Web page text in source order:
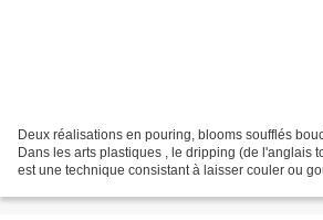
Deux réalisations en pouring, blooms soufflés
Dans les arts plastiques , le dripping (de l'anglais
est une technique consistant à laisser couler ou